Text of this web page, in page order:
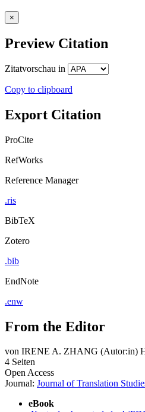
×
Preview Citation
Zitatvorschau in
Copy to clipboard
Export Citation
ProCite
RefWorks
Reference Manager
.ris
BibTeX
Zotero
.bib
EndNote
.enw
From the Editor
von IRENE A. ZHANG (Autor:in)
4 Seiten
Open Access
Journal: Journal of Translation
eBook